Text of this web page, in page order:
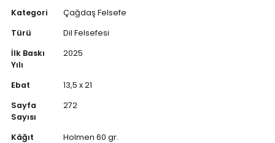
Kategori
Çağdaş Felsefe
Türü
Dil Felsefesi
İlk Baskı
Yılı
2025
Ebat
13,5 x 21
Sayfa
Sayısı
272
Kâğıt
Holmen 60 gr.